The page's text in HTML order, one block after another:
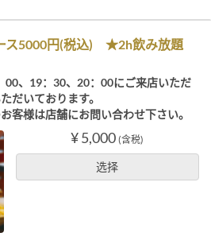
ス5000円(税込) ★2h飲み放題
00、19：30、20：00にご来店いただ
だいております。
客様は店舗にお問い合わせ下さい。
¥ 5,000 (含税)
选择